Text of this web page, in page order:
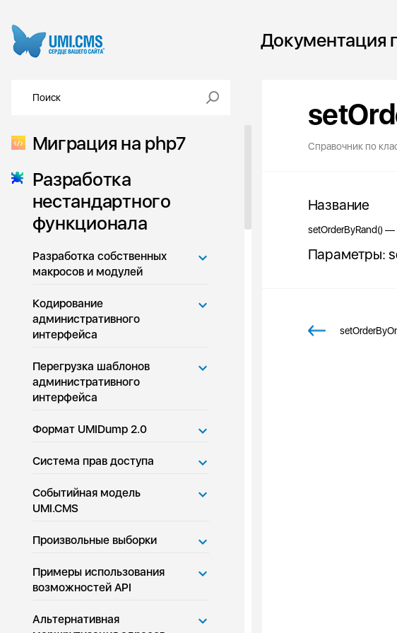
Документация
Миграция на php7
Разработка
нестандартного
функционала
Разработка собственных
макросов и модулей
Кодирование
административного
интерфейса
Перегрузка шаблонов
административного
интерфейса
Формат UMIDump 2.0
Система прав доступа
Событийная модель
UMI.CMS
Произвольные выборки
Примеры использования
возможностей API
Альтернативная
Справочник по
Название
setOrderByRand() —
Параметры: